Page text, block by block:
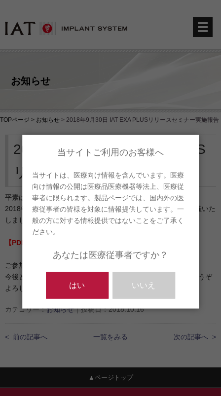
お知らせ
TOPページ > お知らせ > 2018年9月30日 IAT EXA PLUSリリースセミナー実施報告
当サイトご利用のお客様へ
当サイトは、医療向け情報を含んでいます。医療
向け情報の公開は医療品医療機器等法上、医療従
事者に限られます。製品ページでは、国内外の医
療従事者の皆様を対象に情報提供しています。一
般の方に対する情報提供ではないことをご了承く
ださい。
あなたは医療従事者ですか？
はい いいえ
2018年9月30日 IAT EXA PLUS
リリースセミナー実施報告
平素は格別のお引き立てを賜り、誠に有難うございます。
2018年9月30日（日）にIAT EXA PLUSリリースセミナーを開催いた
しました。
【PDF】
ご参加いただきました皆様ありがとうございました。
今後とも当社IATインプラント、新シリーズIAT EXA PLUSをどうぞ
よろしくお願い申し上げます。
カテゴリー：お知らせ｜投稿日：2018.10.16
< 前の記事へ 一覧をみる 次の記事へ >
▲ページトップ